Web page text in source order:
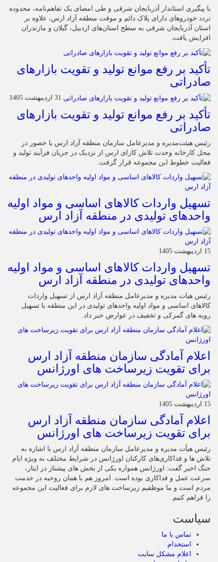
با پیگیری استاندار آذربایجان شرقی و طی امضای یک تفاهم‌نامه، محدوده
تردد خودروهای دارای پلاک دائم و موقت منطقه آزاد ارس، علاوه بر
استان آذربایجان شرقی به سطح استان‌های اردبیل، گیلان و مازندران
افزایش یافت.
تأکید بر رفع موانع تولید و تقویت بازارهای
صادراتی
31 اردیبهشت 1405
تأکید بر رفع موانع تولید و تقویت بازارهای
صادراتی
رئیس هیئت‌مدیره و مدیرعامل سازمان منطقه آزاد ارس با حضور در
محل کارخانه وحدت تلاش کارای ارس از نزدیک در جریان فرآیند تولید و
فعالیت خطوط این مجموعه قرار گرفت.
تسهیل واردات کالاهای اساسی و مواد اولیه
واحدهای تولیدی در منطقه آزاد ارس
15 اردیبهشت 1405
تسهیل واردات کالاهای اساسی و مواد اولیه
واحدهای تولیدی در منطقه آزاد ارس
رئیس هیات مدیره و مدیرعامل منطقه آزاد ارس از تسهیل واردات
کالاهای اساسی و مواد اولیه واحدهای تولیدی در این منطقه با تسهیل
رویه های گمرکی و تخفیف در عوارض خبر داد.
اعلام آمادگی سازمان منطقه آزاد ارس
برای تقویت زیرساخت‌ های اورژانس
15 اردیبهشت 1405
اعلام آمادگی سازمان منطقه آزاد ارس
برای تقویت زیرساخت‌ های اورژانس
رئیس هیأت‌ مدیره و مدیرعامل سازمان منطقه آزاد ارس با اشاره به
تلاش‌ ها و فداکاری‌های کارکنان اورژانس در شرایط مختلف به‌ ویژه ایام
جنگ اخیر گفت: اورژانس همواره یکی از بخش‌ های پیشتاز در ایثار،
سرعت‌ عمل و فداکاری بوده است. امروز هم با همان روحیه در خدمت
مردم است و ما موظفیم زیرساخت‌ های لازم برای فعالیت این مجموعه
را فراهم کنیم.
سیاست
تماس با ما
استخدام
اعلام مشکل سایت